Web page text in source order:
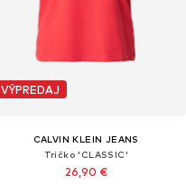
VÝPREDAJ
CALVIN KLEIN JEANS
Tričko 'CLASSIC'
26,90 €